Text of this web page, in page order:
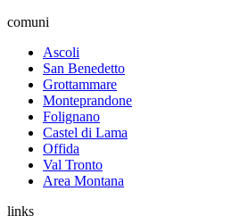
comuni
Ascoli
San Benedetto
Grottammare
Monteprandone
Folignano
Castel di Lama
Offida
Val Tronto
Area Montana
links